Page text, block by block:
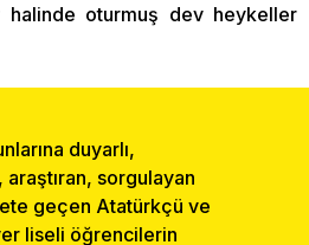
halinde oturmuş dev heykeller
duyarlı,
araştıran, sorgulayan
geçen Atatürkçü ve
liseli öğrencilerin